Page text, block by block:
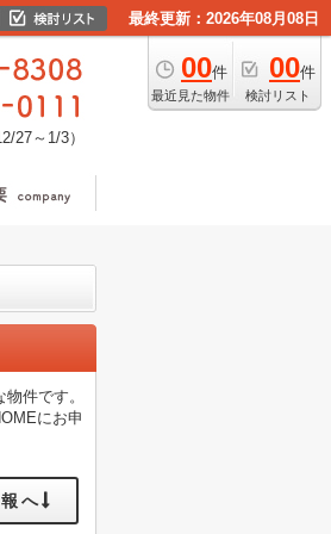
最終更新：2026年08月08日
00件
最近見た物件
00件
検討リスト
27～1/3）
件です。
にお申
へ